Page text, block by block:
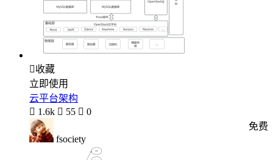
收藏
立即使用
云平台架构
 1.6k  55  0
fsociety
免费